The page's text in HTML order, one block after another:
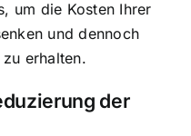
um die Kosten Ihrer
und dennoch
erhalten.
der